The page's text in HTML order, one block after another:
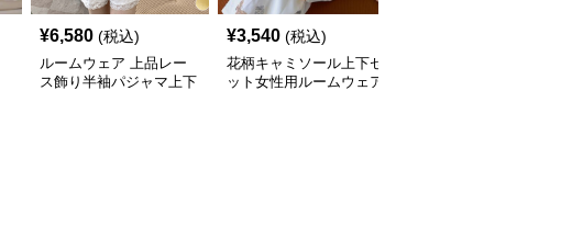
¥6,580 (税込)
ルームウェア 上品レー
ス飾り半袖パジャマ上下
¥3,540 (税込)
花柄キャミソール上下セ
ット女性用ルームウェア